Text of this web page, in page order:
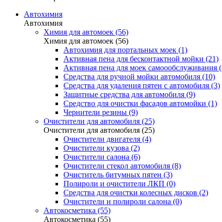
Автохимия
Автохимия
Химия для автомоек (56)
Химия для автомоек (56)
Автохимия для портальных моек (1)
Активная пена для бесконтактной мойки (21)
Активная пена для моек самоообслуживания
Средства для ручной мойки автомобиля (10)
Средства для удаления пятен с автомобиля (3)
Защитные средства для автомобиля (9)
Средство для очистки фасадов автомойки (1)
Чернители резины (9)
Очистители для автомобиля (25)
Очистители для автомобиля (25)
Очистители двигателя (4)
Очистители кузова (2)
Очистители салона (6)
Очистители стекол автомобиля (8)
Очиститель битумных пятен (3)
Полироли и очистители ЛКП (0)
Средства для очистки колесных дисков (2)
Очистители и полироли салона (0)
Автокосметика (55)
Автокосметика (55)